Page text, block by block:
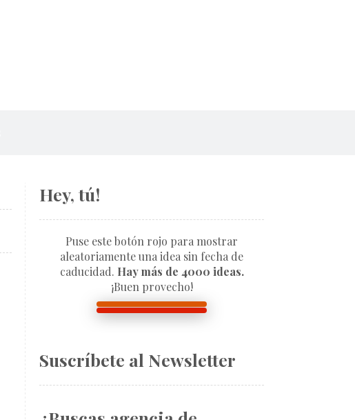
Hey, tú!
Puse este botón rojo para mostrar
aleatoriamente una idea sin fecha de
caducidad. Hay más de 4000 ideas.
¡Buen provecho!
Suscríbete al Newsletter